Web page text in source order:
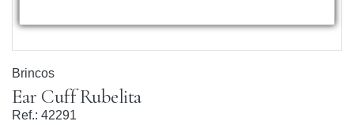
Brincos
Ear Cuff Rubelita
Ref.: 42291